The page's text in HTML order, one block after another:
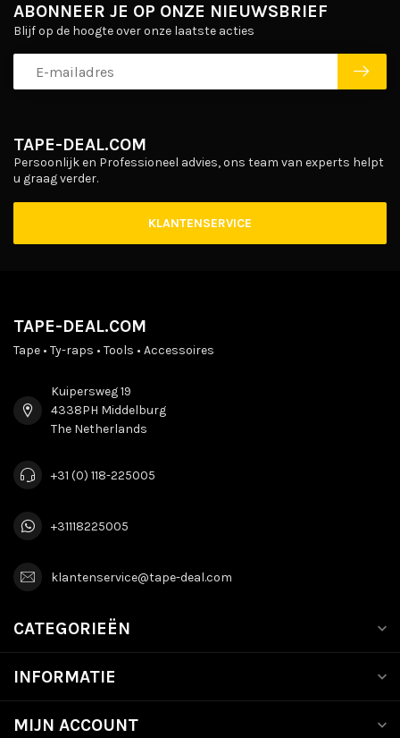
TAPE-DEAL.COM
Persoonlijk en Professioneel advies, ons team van experts helpt
u graag verder.
KLANTENSERVICE
ABONNEER JE OP ONZE NIEUWSBRIEF
Blijf op de hoogte over onze laatste acties
TAPE-DEAL.COM
Tape • Ty-raps • Tools • Accessoires
Kuipersweg 19
4338PH Middelburg
The Netherlands
+31 (0) 118-225005
+31118225005
klantenservice@tape-deal.com
CATEGORIEËN
INFORMATIE
MIJN ACCOUNT